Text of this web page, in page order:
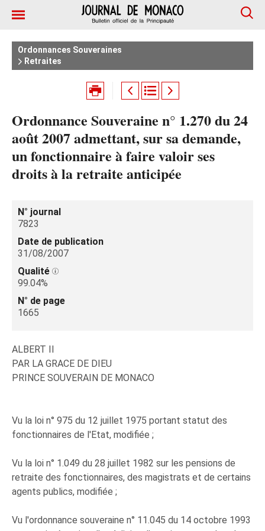
Ordonnances Souveraines
Retraites
Ordonnance Souveraine n° 1.270 du 24
août 2007 admettant, sur sa demande,
un fonctionnaire à faire valoir ses
droits à la retraite anticipée
N° journal
7823
Date de publication
31/08/2007
Qualité
99.04%
N° de page
1665
ALBERT II
PAR LA GRACE DE DIEU
PRINCE SOUVERAIN DE MONACO
Vu la loi n° 975 du 12 juillet 1975 portant statut des
fonctionnaires de l'Etat, modifiée ;
Vu la loi n° 1.049 du 28 juillet 1982 sur les pensions de
retraite des fonctionnaires, des magistrats et de certains
agents publics, modifiée ;
Vu l'ordonnance souveraine n° 11.045 du 14 octobre 1993